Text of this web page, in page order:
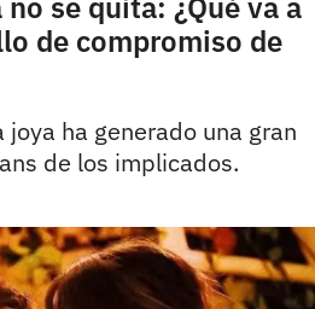
de compromiso de
ha generado una gran
de los implicados.